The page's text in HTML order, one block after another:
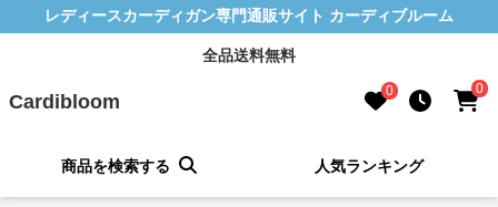
レディースカーディガン専門通販サイト カーディブルーム
全品送料無料
Cardibloom 0 0
商品を検索する 人気ランキング